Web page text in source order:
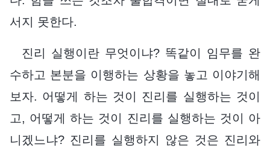
서지 못한다.
진리 실행이란 무엇이냐? 똑같이 임무를 완
수하고 본분을 이행하는 상황을 놓고 이야기해
보자. 어떻게 하는 것이 진리를 실행하는 것이
고, 어떻게 하는 것이 진리를 실행하는 것이 아
니겠느냐? 진리를 실행하지 않은 것은 진리와